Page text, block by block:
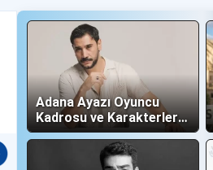
Adana Ayazı Oyuncu
Kadrosu ve Karakterleri
(Now TV)